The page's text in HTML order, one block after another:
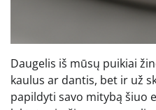
Daugelis iš mūsų puikiai
kaulus ar dantis, bet ir už
papildyti savo mitybą šiuo